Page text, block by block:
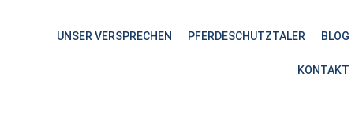
UNSER VERSPRECHEN PFERDESCHUTZTALER BLOG
KONTAKT